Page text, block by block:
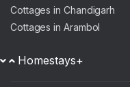
Cottages in Chandigarh
Cottages in Arambol
Homestays+